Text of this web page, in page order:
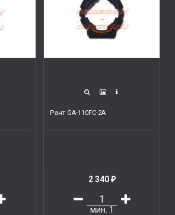
Рант GA-110FC-2A
2 340 ₽
мин. 1